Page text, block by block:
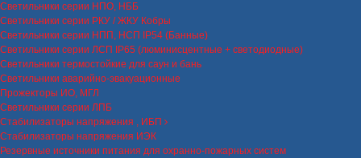
Светильники серии НПО, НББ
Светильники серии РКУ / ЖКУ Кобры
Светильники серии НПП, НСП IP54 (Банные)
Светильники серии ЛСП IP65 (люминисцентные + светодиодные)
Светильники термостойкие для саун и бань
Светильники аварийно-эвакуационные
Прожекторы ИО, МГЛ
Светильники серии ЛПБ
Стабилизаторы напряжения , ИБП
Стабилизаторы напряжения ИЭК
Резервные источники питания для охранно-пожарных систем